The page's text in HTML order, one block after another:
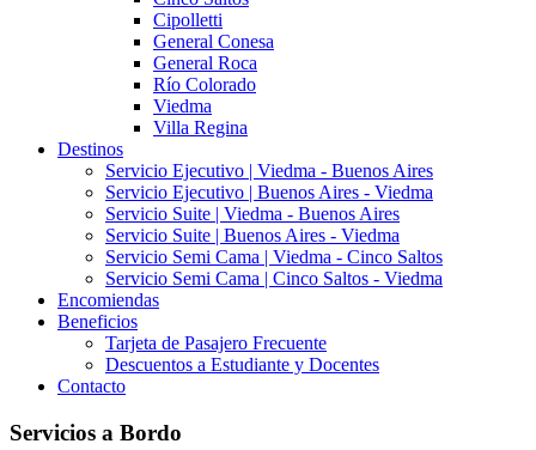
Cipolletti
General Conesa
General Roca
Río Colorado
Viedma
Villa Regina
Destinos
Servicio Ejecutivo | Viedma - Buenos Aires
Servicio Ejecutivo | Buenos Aires - Viedma
Servicio Suite | Viedma - Buenos Aires
Servicio Suite | Buenos Aires - Viedma
Servicio Semi Cama | Viedma - Cinco Saltos
Servicio Semi Cama | Cinco Saltos - Viedma
Encomiendas
Beneficios
Tarjeta de Pasajero Frecuente
Descuentos a Estudiante y Docentes
Contacto
Servicios a Bordo